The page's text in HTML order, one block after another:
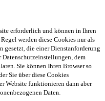
erforderlich und können in Ihren
werden diese Cookies nur als
die einer Dienstanforderung
Datenschutzeinstellungen, dem
Sie können Ihren Browser so
Sie über diese Cookies
Website funktionieren dann aber
Daten.